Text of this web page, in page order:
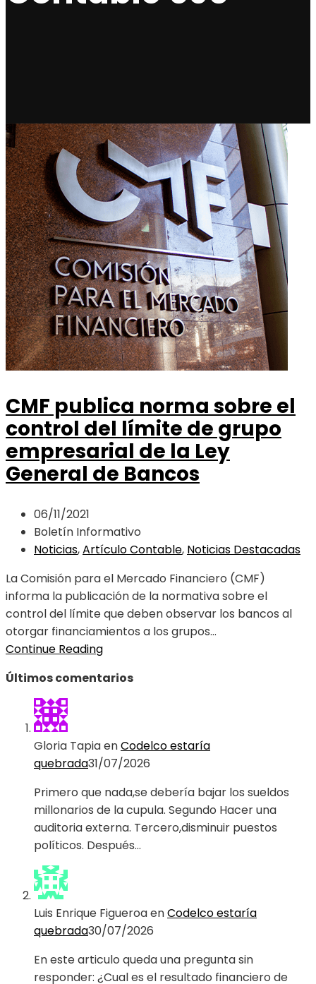
CMF publica norma sobre el
control del límite de grupo
empresarial de la Ley
General de Bancos
06/11/2021
Boletín Informativo
Noticias,Artículo Contable, Noticias Destacadas
La Comisión para el Mercado Financiero (CMF)
informa la publicación de la normativa sobre el
control del límite que deben observar los bancos al
otorgar financiamientos a los grupos...
Continue Reading
Últimos comentarios
Gloria TapiaenCodelco estaría
quebrada31/07/2026
Primero que nada,se debería bajar los sueldos
millonarios de la cupula. Segundo Hacer una
auditoria externa. Tercero,disminuir puestos
políticos. Después…
Luis Enrique FigueroaenCodelco estaría
quebrada30/07/2026
En este articulo queda una pregunta sin
responder: ¿Cual es el resultado financiero de